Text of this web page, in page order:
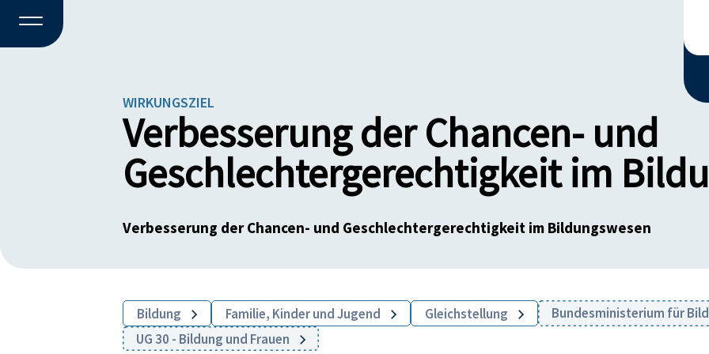
WIRKUNGSZIEL
Verbesserung der Chancen- und
Geschlechtergerechtigkeit im
Verbesserung der Chancen- und Geschlechtergerechtigkeit im Bildungswesen
Bildung Familie, Kinder und Jugend Gleichstellung
Bundesministerium für
UG 30 - Bildung und Frauen